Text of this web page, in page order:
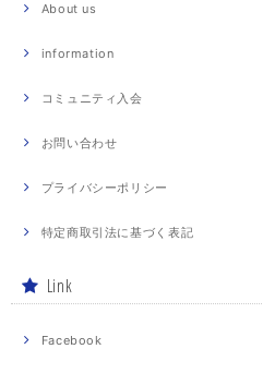
About us
information
コミュニティ入会
お問い合わせ
プライバシーポリシー
特定商取引法に基づく表記
Link
Facebook